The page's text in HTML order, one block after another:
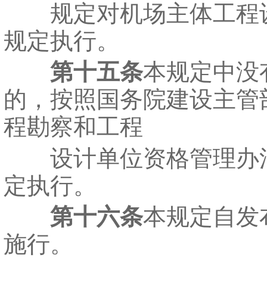
规定对机场主体工程
规定执行。
第十五条本规定中没
的，按照国务院建设主管
程勘察和工程
设计单位资格管理办
定执行。
第十六条本规定自发
施行。